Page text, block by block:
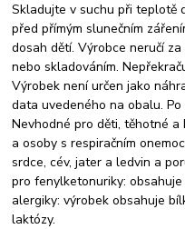
Skladujte v suchu při teplotě
před přímým slunečním
dosah dětí. Výrobce neručí
nebo skladováním.
Výrobek není určen jako
data uvedeného na obalu.
Nevhodné pro děti, těhotné a
a osoby s respiračním
srdce, cév, jater a ledvin a
pro fenylketonuriky:
alergiky: výrobek obsahuje
laktózy.